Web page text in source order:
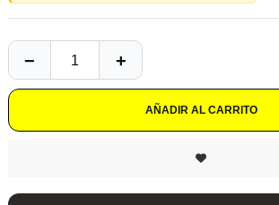
AÑADIR AL CARRITO